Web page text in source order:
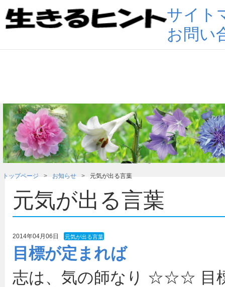
サイト
お問い
トップページ お知らせ 元気が出る言葉
元気が出る言葉
2014年04月06日 元気が出る言葉
目標が定まれば
志は、気の師なり ☆☆☆ 目